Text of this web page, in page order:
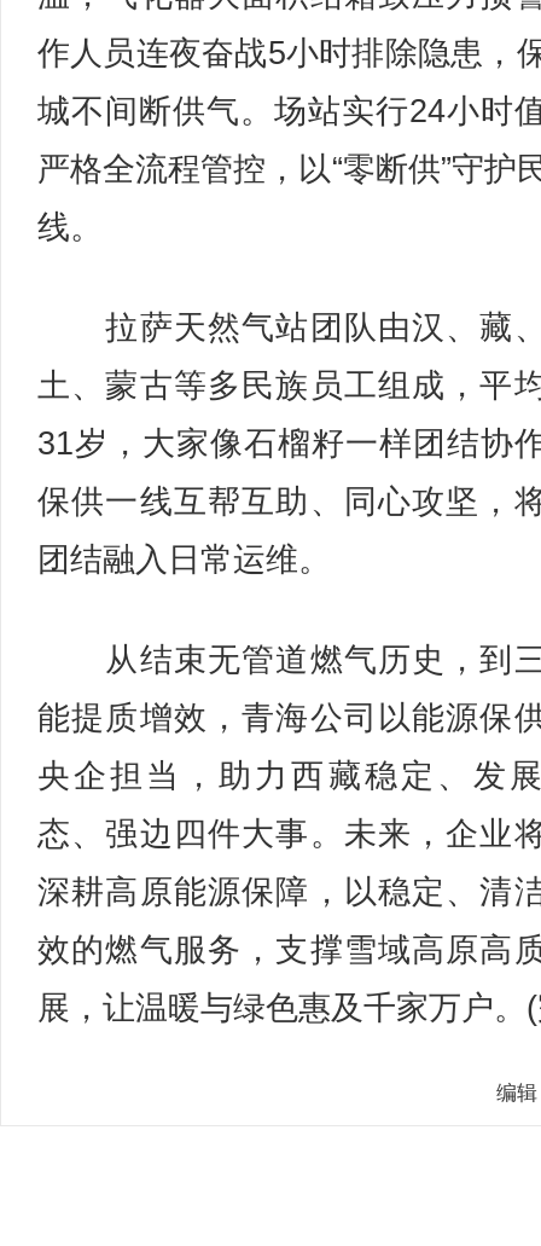
作人员连夜奋战5小时排除隐患，
城不间断供气。场站实行24小时
严格全流程管控，以“零断供”守护
线。
拉萨天然气站团队由汉、藏
土、蒙古等多民族员工组成，平
31岁，大家像石榴籽一样团结协
保供一线互帮互助、同心攻坚，
团结融入日常运维。
从结束无管道燃气历史，到
能提质增效，青海公司以能源保
央企担当，助力西藏稳定、发
态、强边四件大事。未来，企业
深耕高原能源保障，以稳定、清
效的燃气服务，支撑雪域高原高
展，让温暖与绿色惠及千家万户。
编